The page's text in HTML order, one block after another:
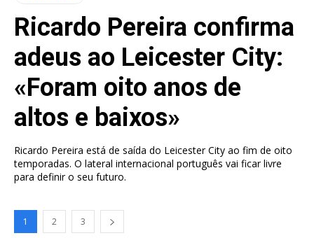
Ricardo Pereira confirma
adeus ao Leicester City:
«Foram oito anos de
altos e baixos»
Ricardo Pereira está de saída do Leicester City ao fim de oito
temporadas. O lateral internacional português vai ficar livre
para definir o seu futuro.
1 2 3